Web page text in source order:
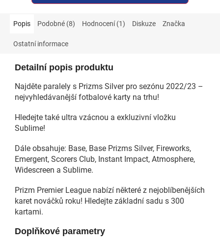
Popis Podobné (8) Hodnocení (1) Diskuze Značka
Ostatní informace
Detailní popis produktu
Najděte paralely s Prizms Silver pro sezónu 2022/23 –
nejvyhledávanější fotbalové karty na trhu!
Hledejte také ultra vzácnou a exkluzivní vložku
Sublime!
Dále obsahuje: Base, Base Prizms Silver, Fireworks,
Emergent, Scorers Club, Instant Impact, Atmosphere,
Widescreen a Sublime.
Prizm Premier League nabízí některé z nejoblíbenějších
karet nováčků roku! Hledejte základní sadu s 300
kartami.
Doplňkové parametry